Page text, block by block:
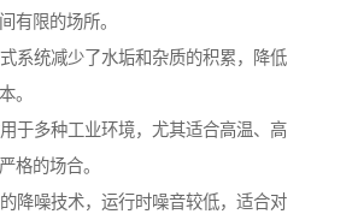
有限的场所。
系统减少了水垢和杂质的积累，降低
。
于多种工业环境，尤其适合高温、高
格的场合。
降噪技术，运行时噪音较低，适合对